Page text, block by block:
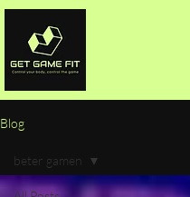
Blog
beter gamen